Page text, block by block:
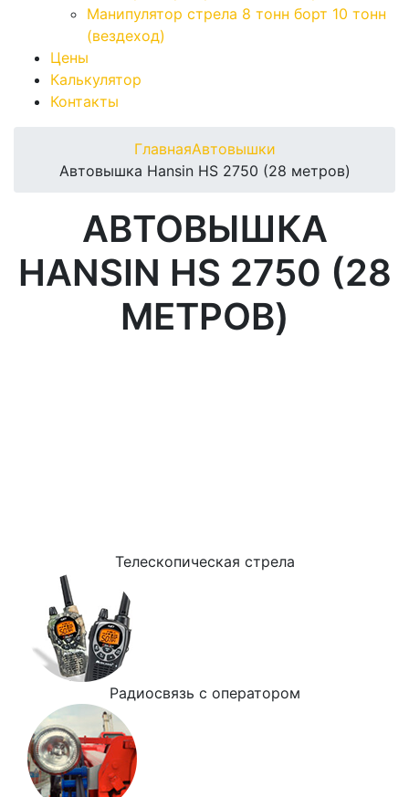
Манипулятор стрела 8 тонн борт 10 тонн
(вездеход)
Цены
Калькулятор
Контакты
ГлавнаяАвтовышки
Автовышка Hansin HS 2750 (28 метров)
АВТОВЫШКА
HANSIN HS 2750 (28
МЕТРОВ)
Телескопическая стрела
Радиосвязь с оператором